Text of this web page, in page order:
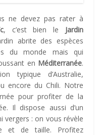
ne devez pas rater à
, c’est bien le Jardin
abrite des espèces
du monde mais qui
en Méditerranée.
typique d’Australie,
encore du Chili. Notre
pour profiter de la
Il dispose aussi d’un
vergers : on vous révèle
et de taille. Profitez